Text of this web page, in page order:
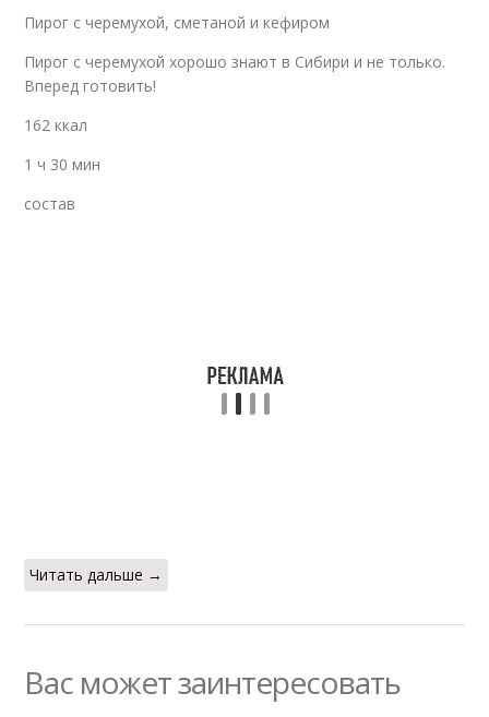
Пирог с черемухой, сметаной и кефиром
Пирог с черемухой хорошо знают в Сибири и не только.
Вперед готовить!
162 ккал
1 ч 30 мин
состав
Читать дальше →
Вас может заинтересовать